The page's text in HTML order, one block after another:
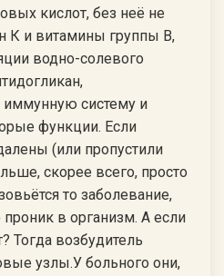
кислот, без неё не
К и витамины группы В,
водно-солевого
систему и
функции. Если
(или пропустили
скорее всего, просто
то заболевание,
проник в организм. А если
Тогда возбудитель
узлы.У больного они,